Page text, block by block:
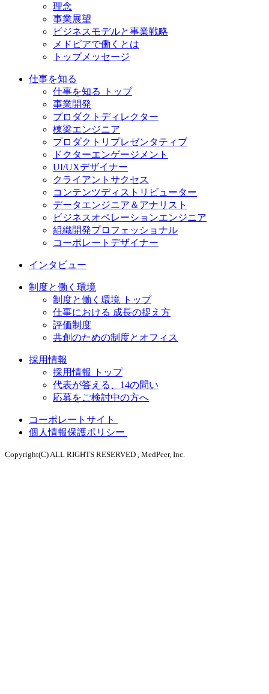
理念
事業展望
ビジネスモデルと事業戦略
メドピアで働くとは
トップメッセージ
仕事を知る
仕事を知る トップ
事業開発
プロダクトディレクター
棟梁エンジニア
プロダクトリプレゼンタティブ
ドクターエンゲージメント
UI/UXデザイナー
クライアントサクセス
コンテンツディストリビューター
データエンジニア＆アナリスト
ビジネスオペレーションエンジニア
組織開発プロフェッショナル
コーポレートデザイナー
インタビュー
制度と働く環境
制度と働く環境 トップ
仕事における 成長の捉え方
評価制度
共創のための制度とオフィス
採用情報
採用情報 トップ
代表が答える、14の問い
応募をご検討中の方へ
コーポレートサイト
個人情報保護ポリシー
Copyright(C) ALL RIGHTS RESERVED , MedPeer, Inc.